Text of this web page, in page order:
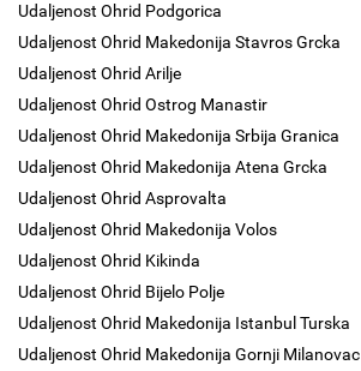
Udaljenost Ohrid Podgorica
Udaljenost Ohrid Makedonija Stavros Grcka
Udaljenost Ohrid Arilje
Udaljenost Ohrid Ostrog Manastir
Udaljenost Ohrid Makedonija Srbija Granica
Udaljenost Ohrid Makedonija Atena Grcka
Udaljenost Ohrid Asprovalta
Udaljenost Ohrid Makedonija Volos
Udaljenost Ohrid Kikinda
Udaljenost Ohrid Bijelo Polje
Udaljenost Ohrid Makedonija Istanbul Turska
Udaljenost Ohrid Makedonija Gornji Milanovac